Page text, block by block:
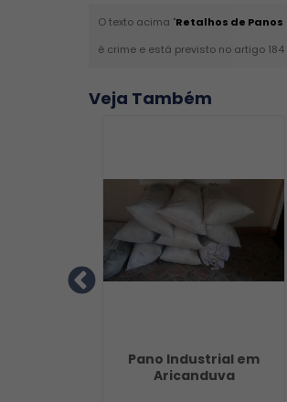
O texto acima "Retalhos de
é crime e está previsto no artigo
Veja Também
Pano Industrial em
Aricanduva